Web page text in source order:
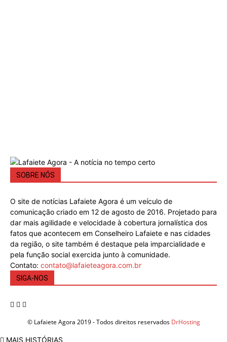
SOBRE NÓS
O site de notícias Lafaiete Agora é um veículo de
comunicação criado em 12 de agosto de 2016. Projetado para
dar mais agilidade e velocidade à cobertura jornalística dos
fatos que acontecem em Conselheiro Lafaiete e nas cidades
da região, o site também é destaque pela imparcialidade e
pela função social exercida junto à comunidade.
Contato: contato@lafaieteagora.com.br
SIGA-NOS
© Lafaiete Agora 2019 - Todos direitos reservados DrHosting
MAIS HISTÓRIAS